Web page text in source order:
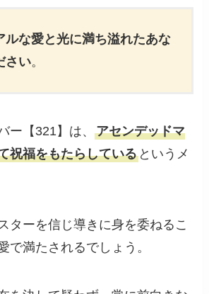
ルな愛と光に満ち溢れたあな
さい。
ー【321】は、アセンデッドマ
祝福をもたらしている というメ
ターを信じ導きに身を委ねるこ
で満たされるでしょう。